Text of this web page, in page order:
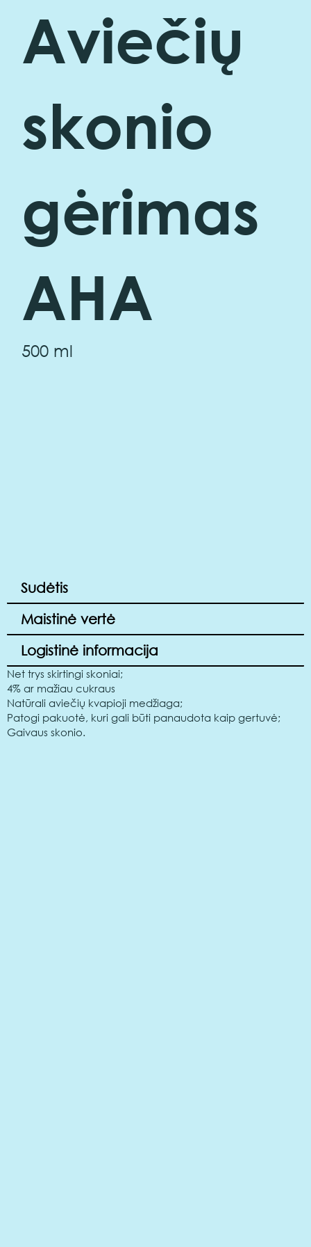
Aviečių
skonio
gėrimas
AHA
Sudėtis
Maistinė vertė
Logistinė informacija
500 ml
Net trys skirtingi skoniai;
4% ar mažiau cukraus
Natūrali aviečių kvapioji medžiaga;
Patogi pakuotė, kuri gali būti panaudota kaip gertuvė;
Gaivaus skonio.